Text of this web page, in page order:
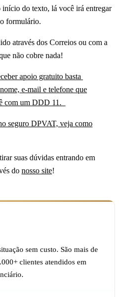
do texto, lá você irá entregar
formulário.
através dos Correios ou com a
não cobre nada!
apoio gratuito basta
e-mail e telefone que
com um DDD 11.
seguro DPVAT, veja como
suas dúvidas entrando em
do nosso site!
sem custo. São mais de
clientes atendidos em